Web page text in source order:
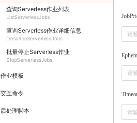
查询Serverless作业列表
ListServerlessJobs
查询Serverless作业详细信息
DescribeServerlessJobs
批量停止Serverless作业
StopServerlessJobs
作业模板
交互命令
后处理脚本